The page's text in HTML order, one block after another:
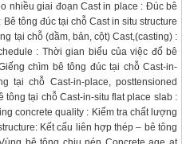
nhiều giai đoạn Cast in place : Đúc bê
tông đúc tại chỗ Cast in situ structure
tại chỗ (dầm, bản, cột) Cast,(casting) :
: Thời gian biểu của việc đổ bê
chìm bê tông đúc tại chỗ Cast-in-
tại chỗ Cast-in-place, posttensioned
tại chỗ Cast-in-situ flat place slab :
concrete quality : Kiểm tra chất lượng
Kết cấu liên hợp thép – bê tông